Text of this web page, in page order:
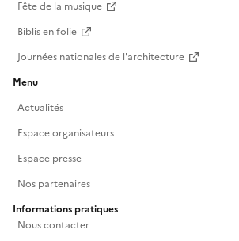
Fête de la musique
Biblis en folie
Journées nationales de l'architecture
Menu
Actualités
Espace organisateurs
Espace presse
Nos partenaires
Informations pratiques
Nous contacter